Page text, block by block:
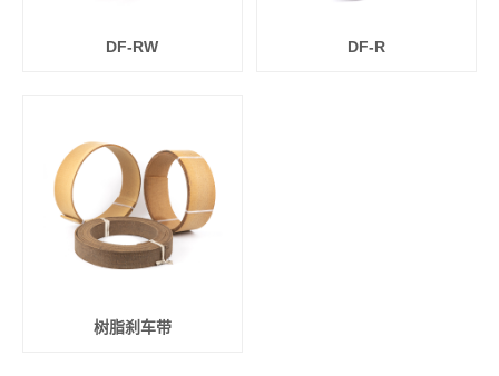
DF-RW DF-R
树脂刹车带